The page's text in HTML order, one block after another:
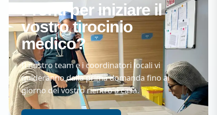
Pronti per iniziare il
vostro tirocinio
medico?
Il nostro team e i coordinatori locali vi
guideranno dalla prima domanda fino al
giorno del vostro rientro a casa.